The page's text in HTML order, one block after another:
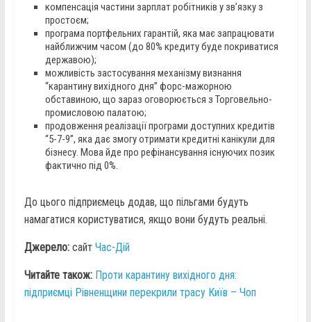
компенсація частини зарплат робітників у зв’язку з
простоєм;
програма портфельних гарантій, яка має запрацювати
найближчим часом (до 80% кредиту буде покриватися
державою);
можливість застосування механізму визнання
“карантину вихідного дня” форс-мажорною
обставиною, що зараз оговорюється з Торговельно-
промисловою палатою;
продовження реалізації програми доступних кредитів
“5-7-9”, яка дає змогу отримати кредитні канікули для
бізнесу. Мова йде про рефінансування існуючих позик
фактично під 0%.
До цього підприємець додав, що пільгами будуть
намагатися користуватися, якщо вони будуть реальні.
Джерело: сайт Час-Дій
Читайте також: Проти карантину вихідного дня:
підприємці Рівненщини перекрили трасу Київ – Чоп